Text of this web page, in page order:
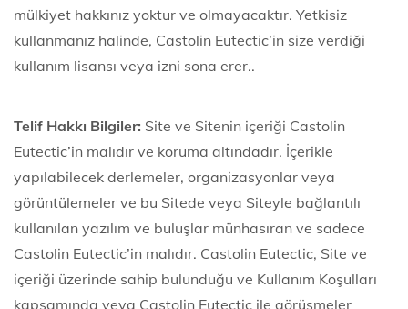
mülkiyet hakkınız yoktur ve olmayacaktır. Yetkisiz
kullanmanız halinde, Castolin Eutectic’in size verdiği
kullanım lisansı veya izni sona erer..
Telif Hakkı Bilgiler: Site ve Sitenin içeriği Castolin
Eutectic’in malıdır ve koruma altındadır. İçerikle
yapılabilecek derlemeler, organizasyonlar veya
görüntülemeler ve bu Sitede veya Siteyle bağlantılı
kullanılan yazılım ve buluşlar münhasıran ve sadece
Castolin Eutectic’in malıdır. Castolin Eutectic, Site ve
içeriği üzerinde sahip bulunduğu ve Kullanım Koşulları
kapsamında veya Castolin Eutectic ile görüşmeler